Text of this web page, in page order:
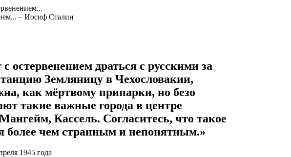
драться с русскими за
Земляницу в Чехословакии,
как мёртвому припарки, но безо
такие важные города в центре
Кассель. Согласитесь, что такое
более чем странным и непонятным.»
1945 года